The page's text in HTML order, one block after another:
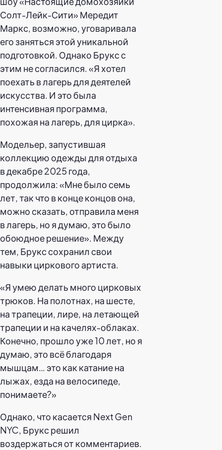
Солт-Лейк-Сити» Мередит
Маркс, возможно, уговаривала
его заняться этой уникальной
подготовкой. Однако Брукс с
этим не согласился. «Я хотел
поехать в лагерь для деятелей
искусства. И это была
интенсивная программа,
похожая на лагерь, для цирка».
Модельер, запустившая
коллекцию одежды для отдыха
в декабре 2025 года,
продолжила: «Мне было семь
лет, так что в конце концов она,
можно сказать, отправила меня
в лагерь, но я думаю, это было
обоюдное решение». Между
тем, Брукс сохранил свои
навыки циркового артиста.
«Я умею делать много цирковых
трюков. На полотнах, на шесте,
на трапеции, лире, на летающей
трапеции и на качелях-облаках.
Конечно, прошло уже 10 лет, но я
думаю, это всё благодаря
мышцам… это как катание на
лыжах, езда на велосипеде,
понимаете?»
Однако, что касается Next Gen
NYC, Брукс решил
воздержаться от комментариев.